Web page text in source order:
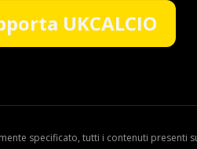
UKCALCIO
specificato, tutti i contenuti presenti